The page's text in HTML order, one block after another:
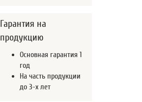
Гарантия на
продукцию
Основная гарантия 1
год
На часть продукции
до 3-х лет